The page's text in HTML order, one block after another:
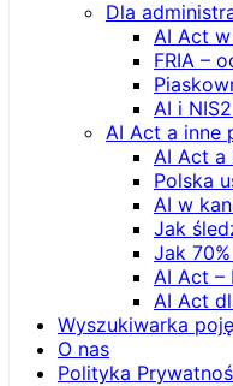
Dla
AI Act
FRIA –
AI i
AI Act a inne
AI Act a
Polska
AI w
Jak
Jak
AI Act –
AI Act
Wyszukiwarka
O nas
Polityka